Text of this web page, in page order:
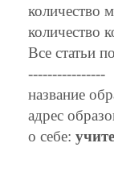
количество
количество
Все статьи
----------------
название
адрес
о себе: